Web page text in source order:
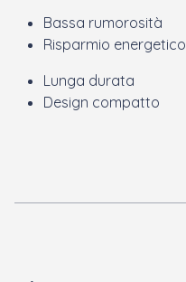
Bassa rumorosità
Risparmio energetico
Lunga durata
Design compatto